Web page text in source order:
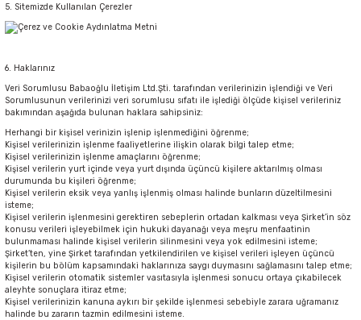
5. Sitemizde Kullanılan Çerezler
6. Haklarınız
Veri Sorumlusu Babaoğlu İletişim Ltd.Şti. tarafından verilerinizin işlendiği ve Veri
Sorumlusunun verilerinizi veri sorumlusu sıfatı ile işlediği ölçüde kişisel verileriniz
bakımından aşağıda bulunan haklara sahipsiniz:
Herhangi bir kişisel verinizin işlenip işlenmediğini öğrenme;
Kişisel verilerinizin işlenme faaliyetlerine ilişkin olarak bilgi talep etme;
Kişisel verilerinizin işlenme amaçlarını öğrenme;
Kişisel verilerin yurt içinde veya yurt dışında üçüncü kişilere aktarılmış olması
durumunda bu kişileri öğrenme;
Kişisel verilerin eksik veya yanlış işlenmiş olması halinde bunların düzeltilmesini
isteme;
Kişisel verilerin işlenmesini gerektiren sebeplerin ortadan kalkması veya Şirket’in söz
konusu verileri işleyebilmek için hukuki dayanağı veya meşru menfaatinin
bulunmaması halinde kişisel verilerin silinmesini veya yok edilmesini isteme;
Şirket’ten, yine Şirket tarafından yetkilendirilen ve kişisel verileri işleyen üçüncü
kişilerin bu bölüm kapsamındaki haklarınıza saygı duymasını sağlamasını talep etme;
Kişisel verilerin otomatik sistemler vasıtasıyla işlenmesi sonucu ortaya çıkabilecek
aleyhte sonuçlara itiraz etme;
Kişisel verilerinizin kanuna aykırı bir şekilde işlenmesi sebebiyle zarara uğramanız
halinde bu zararın tazmin edilmesini isteme.